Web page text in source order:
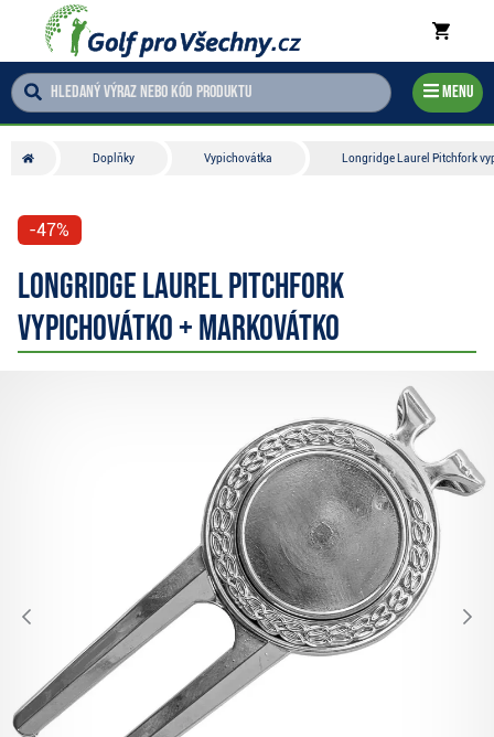
Menu
Doplňky Vypichovátka Longridge Laurel Pitchfork
-47%
Longridge Laurel Pitchfork
vypichovátko + markovátko